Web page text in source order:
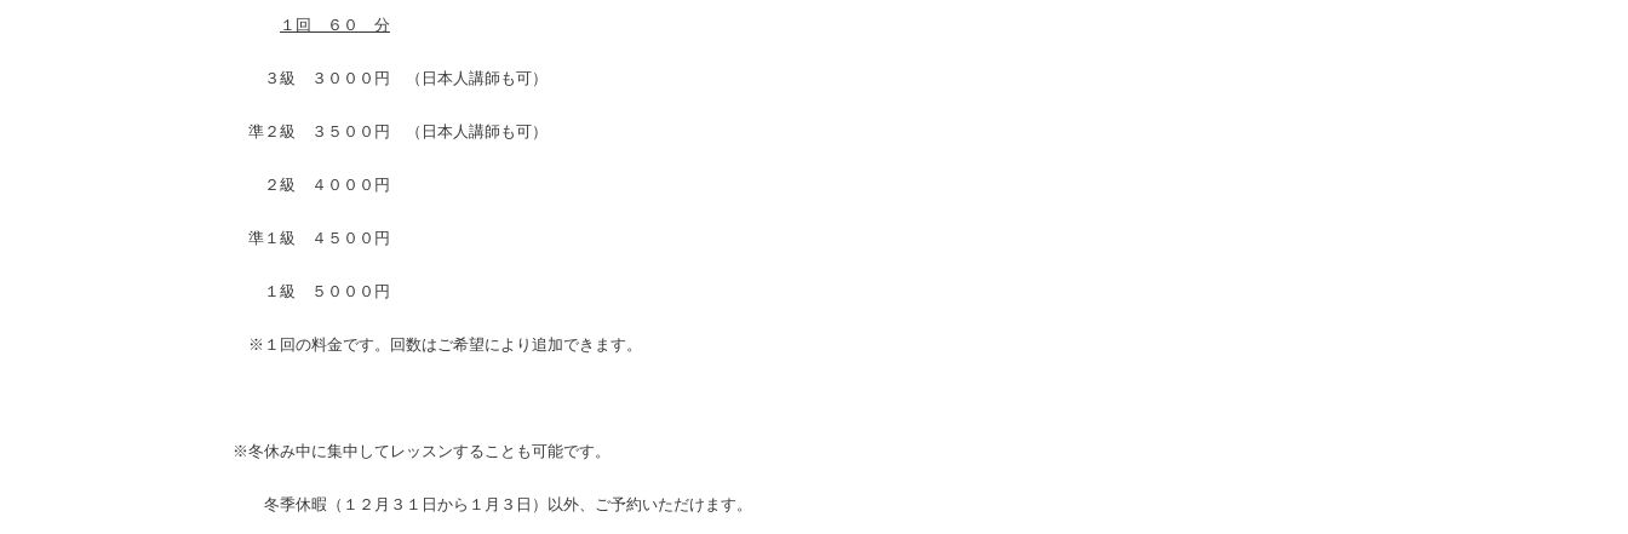
１回 ６０ 分
３級 ３０００円 （日本人講師も可）
準２級 ３５００円 （日本人講師も可）
２級 ４０００円
準１級 ４５００円
１級 ５０００円
※１回の料金です。回数はご希望により追加できます。
※冬休み中に集中してレッスンすることも可能です。
冬季休暇（１２月３１日から１月３日）以外、ご予約いただけます。